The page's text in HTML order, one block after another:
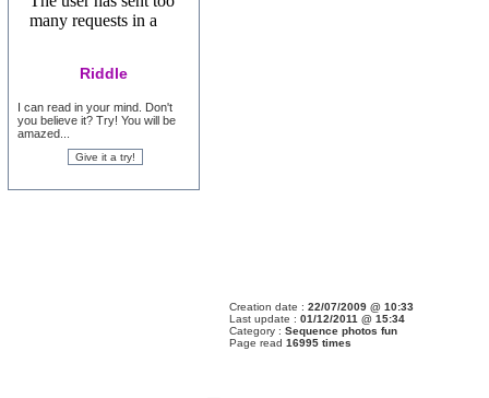
Riddle
I can read in your mind. Don't
you believe it? Try! You will be
amazed...
Creation date : 22/07/2009 @ 10:33
Last update : 01/12/2011 @ 15:34
Category : Sequence photos fun
Page read 16995 times